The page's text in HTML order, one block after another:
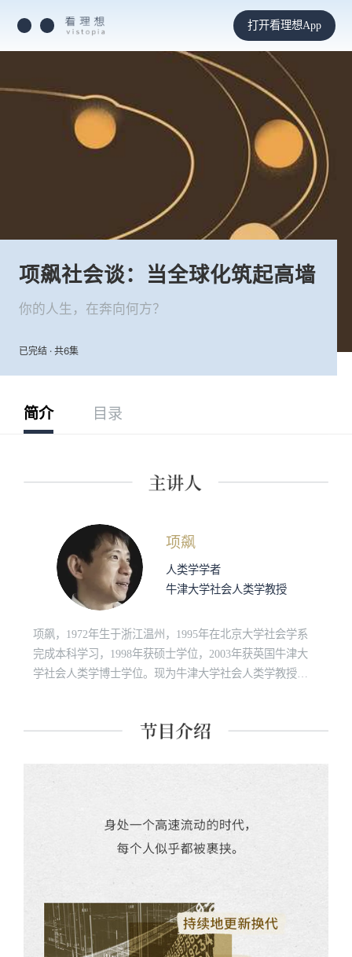
打开看理想App
项飙社会谈：当全球化筑起高墙
你的人生，在奔向何方？
已完结 · 共6集
简介 目录
项飙
人类学学者
牛津大学社会人类学教授
项飙，1972年生于浙江温州，1995年在北京大学社会学系
完成本科学习，1998年获硕士学位，2003年获英国牛津大
学社会人类学博士学位。现为牛津大学社会人类学教授、
息产业和印度技术劳工》等。